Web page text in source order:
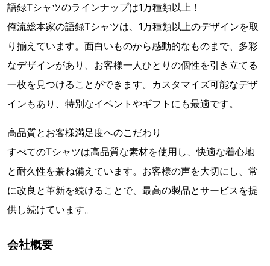
語録Tシャツのラインナップは1万種類以上！
俺流総本家の語録Tシャツは、1万種類以上のデザインを取
り揃えています。面白いものから感動的なものまで、多彩
なデザインがあり、お客様一人ひとりの個性を引き立てる
一枚を見つけることができます。カスタマイズ可能なデザ
インもあり、特別なイベントやギフトにも最適です。
高品質とお客様満足度へのこだわり
すべてのTシャツは高品質な素材を使用し、快適な着心地
と耐久性を兼ね備えています。お客様の声を大切にし、常
に改良と革新を続けることで、最高の製品とサービスを提
供し続けています。
会社概要